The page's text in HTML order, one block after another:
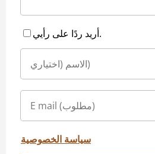
أريد ردًا على رأيي.
سياسة الخصوصية